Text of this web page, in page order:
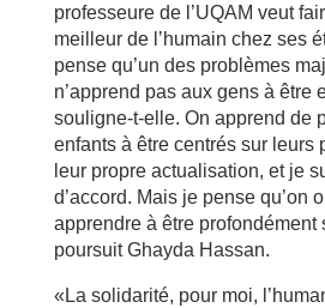
professeure de l’UQAM veut
meilleur de l’humain chez ses
pense qu’un des problèmes
n’apprend pas aux gens à être
souligne-t-elle. On apprend de
enfants à être centrés sur leurs
leur propre actualisation, et je
d’accord. Mais je pense qu’on
apprendre à être profondément
poursuit Ghayda Hassan.
«La solidarité, pour moi,